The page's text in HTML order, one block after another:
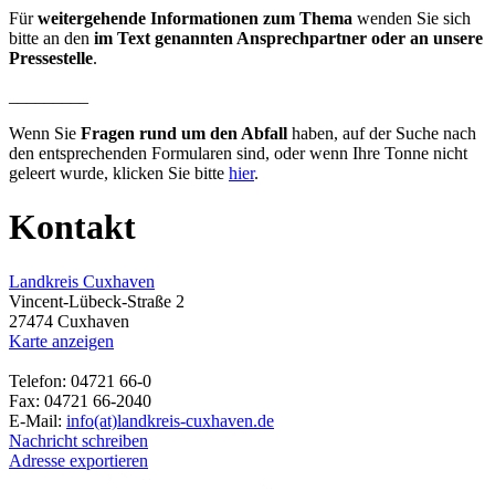
Fürweitergehende Informationen zum Thema wenden Sie sich
bitte an den im Text genannten Ansprechpartner oder an unsere
Pressestelle.
Wenn Sie Fragen rund um den Abfall haben, auf der Suche nach
den entsprechenden Formularen sind, oder wenn Ihre Tonne nicht
geleert wurde, klicken Sie bitte hier.
Kontakt
Landkreis Cuxhaven
Vincent-Lübeck-Straße 2
27474 Cuxhaven
Karte anzeigen
Telefon: 04721 66-0
Fax: 04721 66-2040
E-Mail: info(at)landkreis-cuxhaven.de
Nachricht schreiben
Adresse exportieren